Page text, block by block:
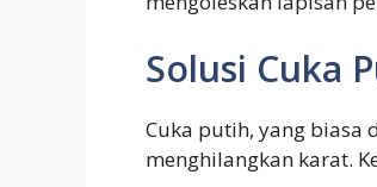
Solusi Cuka
Cuka putih, yang biasa
menghilangkan karat.